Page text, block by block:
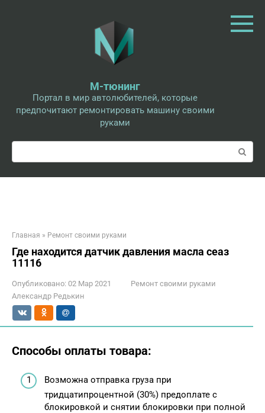
М-тюнинг
Портал в мир автолюбителей, которые
предпочитают ремонтировать машину своими
руками
Поиск:
Главная » Ремонт своими руками
Где находится датчик давления масла сеаз
11116
Опубликовано: 02 Мар 2021
Ремонт своими руками
Александр Редькин
Способы оплаты товара:
Возможна отправка груза при
тридцатипроцентной (30%) предоплате с
блокировкой и снятии блокировки при полной